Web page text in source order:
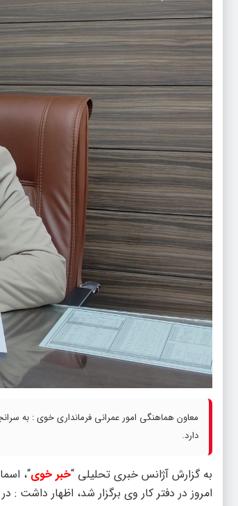
معاون هماهنگی امور عمرانی فرمانداری خوی : به
دارد.
به گزارش آژانس خبری تحلیلی “خبر خوی“،
امروز در دفتر کار وی برگزار شد، اظهار داشت